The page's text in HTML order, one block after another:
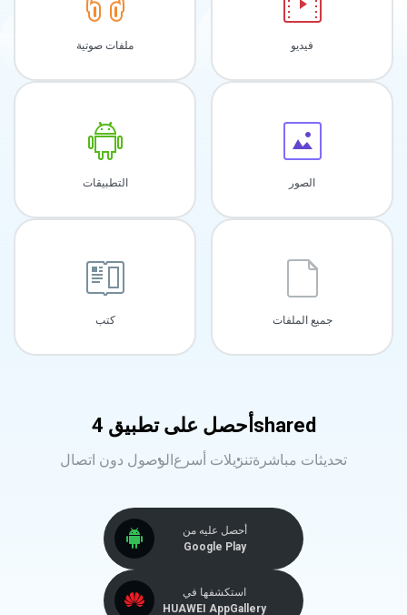
ملفات صوتية فيديو
التطبيقات الصور
كتب جميع الملفات
أحصل على تطبيق 4shared
الوصول دون اتصالتنزيلات أسرعتحديثات مباشرة
أحصل عليه من
Google Play
استكشفها في
HUAWEI AppGallery